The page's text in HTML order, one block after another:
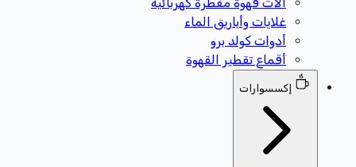
غلايات وأباريق الماء
أدوات كولد برو
أقماع تقطير القهوة
إكسسوارات